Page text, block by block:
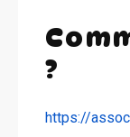
?
https://